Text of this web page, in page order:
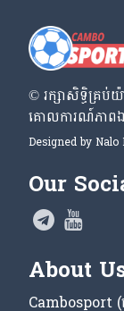
© រក្សា​សិទ្ធិ​គ្រ
គោលការណ៍​ភា
Designed by Nalo
Our
About
Cambosport